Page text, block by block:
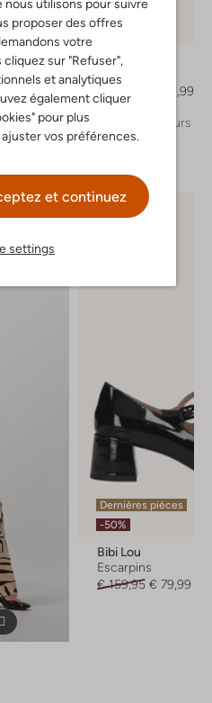
nous utilisons pour suivre
proposer des offres
votre
sur "Refuser",
et analytiques
également cliquer
pour plus
vos préférences.
et continuez
settings
-50%
Notre-V
Slingbacks
€ 169,95
€ 84,99
+ autre couleurs
Dernières pièces
-50%
Bibi Lou
Escarpins
€ 159,95 € 79,99